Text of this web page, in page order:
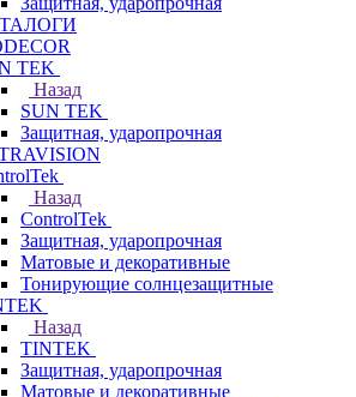
TEK
Назад
SUN TEK
Защитная, ударопрочная
Назад
ControlTek
Защитная, ударопрочная
Матовые и декоративные
Тонирующие солнцезащитные
Назад
TINTEK
Защитная, ударопрочная
Матовые и декоративные